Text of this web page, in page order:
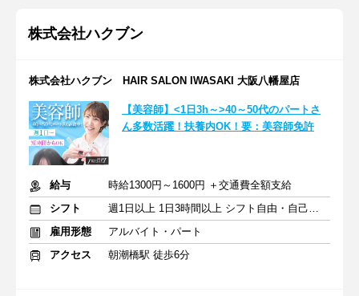
株式会社ハクブン
株式会社ハクブン HAIR SALON IWASAKI 大阪八幡屋店
【美容師】<1日3h～>40～50代のパートさ
ん多数活躍！扶養内OK！要：美容師免許
給与
時給1300円～1600円 ＋交通費全額支給
シフト
週1日以上 1日3時間以上 シフト自由・自己申告
雇用形態
アルバイト・パート
アクセス
朝潮橋駅 徒歩6分